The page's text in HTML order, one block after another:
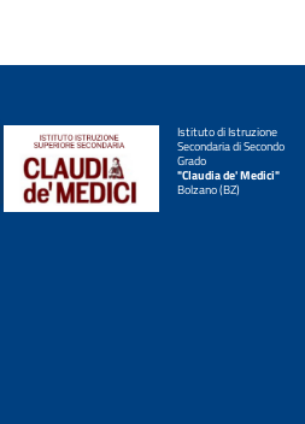
Istituto di Istruzione
Secondaria di Secondo
Grado
"Claudia de' Medici"
Bolzano (BZ)